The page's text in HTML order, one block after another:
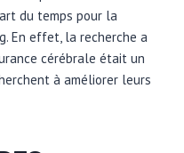
du temps pour la
En effet, la recherche a
cérébrale était un
à améliorer leurs